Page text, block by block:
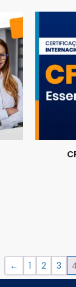
← 1 2 3